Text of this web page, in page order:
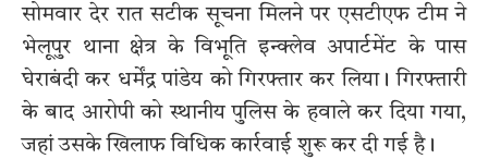
सोमवार देर रात सटीक सूचना मिलने पर एसटीएफ टीम ने
भेलूपुर थाना क्षेत्र के विभूति इन्क्लेव अपार्टमेंट के पास
घेराबंदी कर धर्मेंद्र पांडेय को गिरफ्तार कर लिया। गिरफ्तारी
के बाद आरोपी को स्थानीय पुलिस के हवाले कर दिया गया,
जहां उसके खिलाफ विधिक कार्रवाई शुरू कर दी गई है।